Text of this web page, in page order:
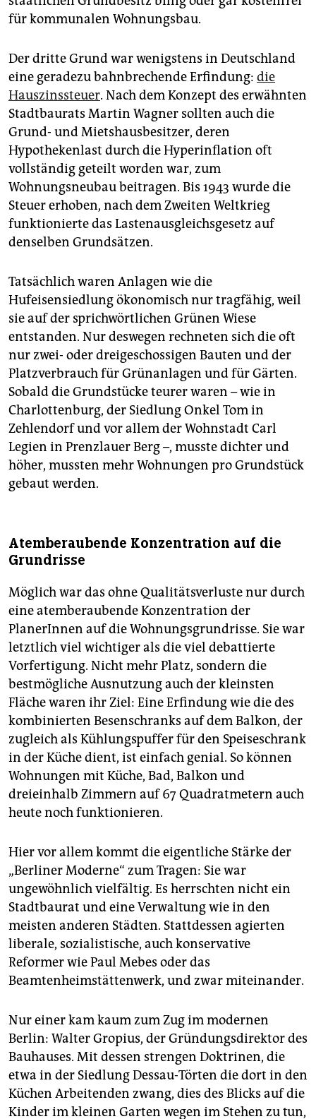
für kommunalen Wohnungsbau.
Der dritte Grund war wenigstens in Deutschland
eine geradezu bahnbrechende Erfindung: die
Hauszinssteuer. Nach dem Konzept des erwähnten
Stadtbaurats Martin Wagner sollten auch die
Grund- und Mietshausbesitzer, deren
Hypothekenlast durch die Hyperinflation oft
vollständig geteilt worden war, zum
Wohnungsneubau beitragen. Bis 1943 wurde die
Steuer erhoben, nach dem Zweiten Weltkrieg
funktionierte das Lastenausgleichsgesetz auf
denselben Grundsätzen.
Tatsächlich waren Anlagen wie die
Hufeisensiedlung ökonomisch nur tragfähig, weil
sie auf der sprichwörtlichen Grünen Wiese
entstanden. Nur deswegen rechneten sich die oft
nur zwei- oder dreigeschossigen Bauten und der
Platzverbrauch für Grünanlagen und für Gärten.
Sobald die Grundstücke teurer waren – wie in
Charlottenburg, der Siedlung Onkel Tom in
Zehlendorf und vor allem der Wohnstadt Carl
Legien in Prenzlauer Berg –, musste dichter und
höher, mussten mehr Wohnungen pro Grundstück
gebaut werden.
Atemberaubende Konzentration auf die
Grundrisse
Möglich war das ohne Qualitätsverluste nur durch
eine atemberaubende Konzentration der
PlanerInnen auf die Wohnungsgrundrisse. Sie war
letztlich viel wichtiger als die viel debattierte
Vorfertigung. Nicht mehr Platz, sondern die
bestmögliche Ausnutzung auch der kleinsten
Fläche waren ihr Ziel: Eine Erfindung wie die des
kombinierten Besenschranks auf dem Balkon, der
zugleich als Kühlungspuffer für den Speiseschrank
in der Küche dient, ist einfach genial. So können
Wohnungen mit Küche, Bad, Balkon und
dreieinhalb Zimmern auf 67 Quadratmetern auch
heute noch funktionieren.
Hier vor allem kommt die eigentliche Stärke der
„Berliner Moderne“ zum Tragen: Sie war
ungewöhnlich vielfältig. Es herrschten nicht ein
Stadtbaurat und eine Verwaltung wie in den
meisten anderen Städten. Stattdessen agierten
liberale, sozialistische, auch konservative
Reformer wie Paul Mebes oder das
Beamtenheimstättenwerk, und zwar miteinander.
Nur einer kam kaum zum Zug im modernen
Berlin: Walter Gropius, der Gründungsdirektor des
Bauhauses. Mit dessen strengen Doktrinen, die
etwa in der Siedlung Dessau-Törten die dort in den
Küchen Arbeitenden zwang, dies des Blicks auf die
Kinder im kleinen Garten wegen im Stehen zu tun,